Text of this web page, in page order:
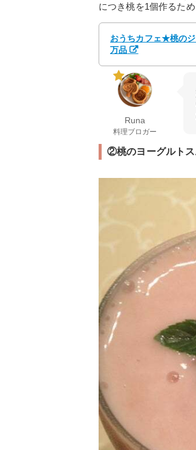
につき桃を1個作るた
おうちカフェ★桃の
万品
Runa
料理ブロガー
②桃のヨーグルト